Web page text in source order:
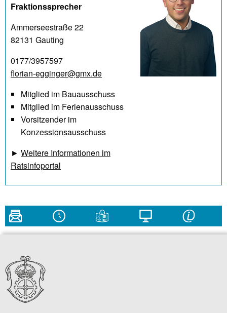
Fraktionssprecher
Ammerseestraße 22
82131 Gauting
0177/3957597
florian-egginger@gmx.de
Mitglied im Bauausschuss
Mitglied im Ferienausschuss
Vorsitzender im
Konzessionsausschuss
► Weitere Informationen im
Ratsinfoportal